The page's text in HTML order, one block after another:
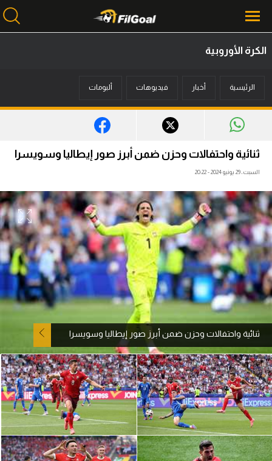
أخبار
ميركاتو
فانتازي في الجول
مسابقة التوقعات
فيديوهات
عدسات
آراء حرة
ركن الألعاب
بطولات
أمريكا 2026
الدوري المصري
الدوري الإنجليزي الممتاز
الدوري الإسباني
الكرة الأوروبية
الرئيسية أخبار فيديوهات ألبومات
ثنائية واحتفالات وحزن ضمن أبرز صور إيطاليا وسويسرا
السبت، 29 يونيو 2024 - 20:22
ثنائية واحتفالات وحزن ضمن أبرز صور إيطاليا وسويسرا